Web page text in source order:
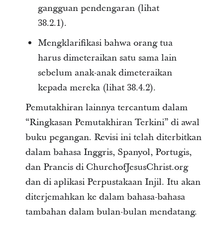
gangguan pendengaran (lihat
38.2.1).
Mengklarifikasi bahwa orang tua
harus dimeteraikan satu sama lain
sebelum anak-anak dimeteraikan
kepada mereka (lihat 38.4.2).
Pemutakhiran lainnya tercantum dalam
“Ringkasan Pemutakhiran Terkini” di awal
buku pegangan. Revisi ini telah diterbitkan
dalam bahasa Inggris, Spanyol, Portugis,
dan Prancis di ChurchofJesusChrist.org
dan di aplikasi Perpustakaan Injil. Itu akan
diterjemahkan ke dalam bahasa-bahasa
tambahan dalam bulan-bulan mendatang.